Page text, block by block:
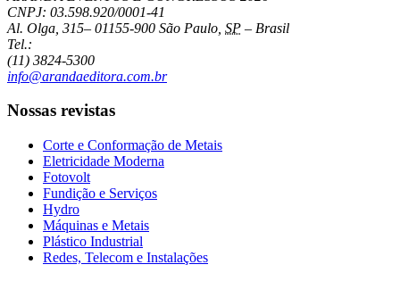
CNPJ: 03.598.920/0001-41
Al. Olga, 315– 01155-900 São Paulo SP – Brasil
Tel.:
(11) 3824-5300
info@arandaeditora.com.br
Nossas revistas
Corte e Conformação de Metais
Eletricidade Moderna
Fotovolt
Fundição e Serviços
Hydro
Máquinas e Metais
Plástico Industrial
Redes, Telecom e Instalações